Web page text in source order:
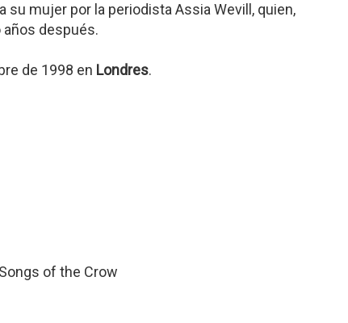
su mujer por la periodista Assia Wevill, quien,
después.
de 1998 en Londres.
of the Crow